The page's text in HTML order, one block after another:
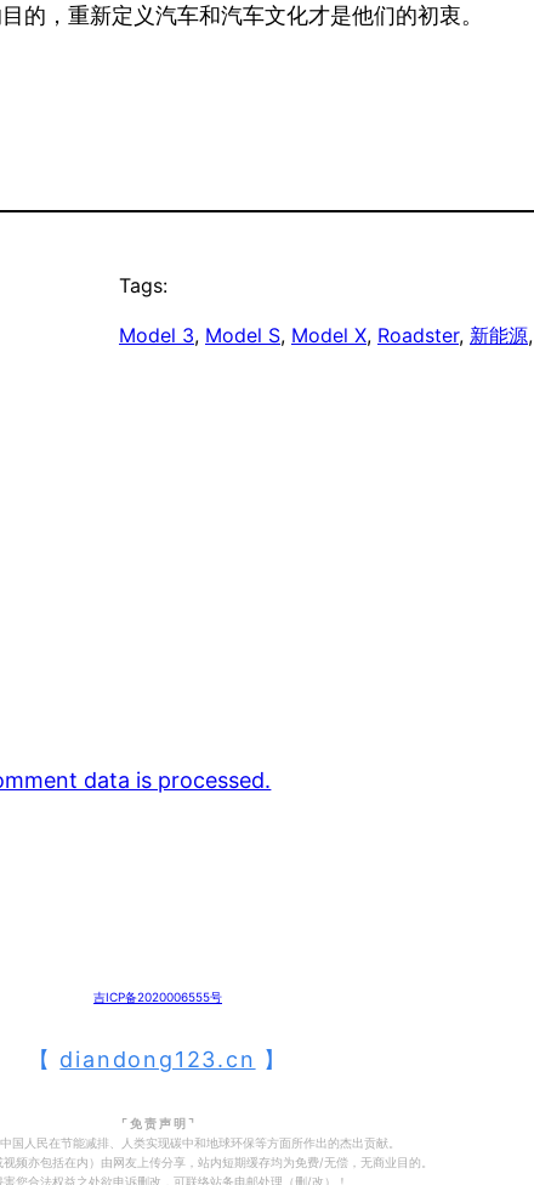
的，重新定义汽车和汽车文化才是他们的初衷。
Tags:
Model 3, Model S, Model X, Roadster, 新能源,
data is processed.
吉ICP备2020006555号
【 diandong123.cn 】
⌜ 免 责 声 明 ⌝
国人民在节能减排、人类实现碳中和地球环保等方面所作出的杰出贡献。
频亦包括在内）由网友上传分享，站内短期缓存均为免费/无偿，无商业目的。
害您合法权益之处欲申诉删改，可联络站务电邮处理（删/改）！